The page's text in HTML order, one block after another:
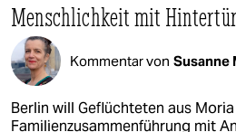
Menschlichkeit mit
Kommentar von Susanne
Berlin will Geflüchteten aus
Familienzusammenführung mit